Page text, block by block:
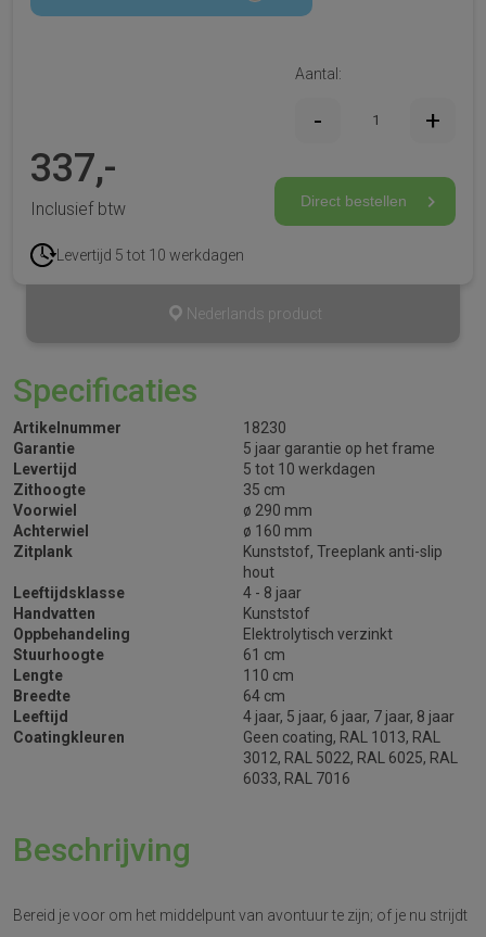
Aantal:
Direct bestellen
337,-
Inclusief btw
Levertijd 5 tot 10 werkdagen
Nederlands product
Specificaties
Artikelnummer
18230
Garantie
5 jaar garantie op het frame
Levertijd
5 tot 10 werkdagen
Zithoogte
35 cm
Voorwiel
ø 290 mm
Achterwiel
ø 160 mm
Zitplank
Kunststof, Treeplank anti-slip
hout
Leeftijdsklasse
4 - 8 jaar
Handvatten
Kunststof
Oppbehandeling
Elektrolytisch verzinkt
Stuurhoogte
61 cm
Lengte
110 cm
Breedte
64 cm
Leeftijd
4 jaar, 5 jaar, 6 jaar, 7 jaar, 8 jaar
Coatingkleuren
Geen coating, RAL 1013, RAL
3012, RAL 5022, RAL 6025, RAL
6033, RAL 7016
Beschrijving
Bereid je voor om het middelpunt van avontuur te zijn; of je nu strijdt